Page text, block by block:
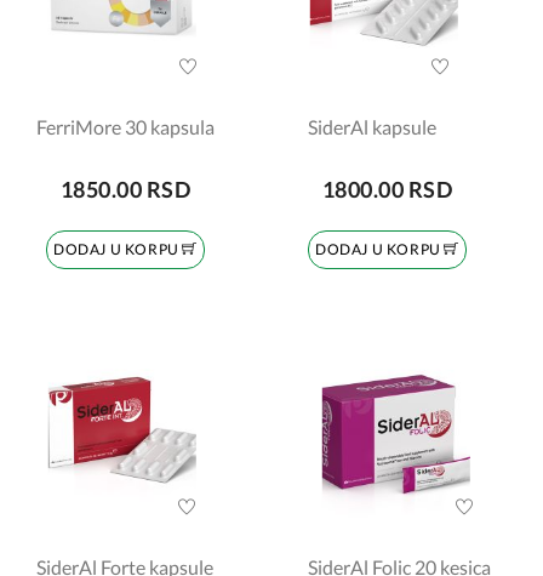
FerriMore 30 kapsula
1850.00 RSD
DODAJ U KORPU
SiderAl kapsule
1800.00 RSD
DODAJ U KORPU
SiderAl Forte kapsule SiderAl Folic 20 kesica